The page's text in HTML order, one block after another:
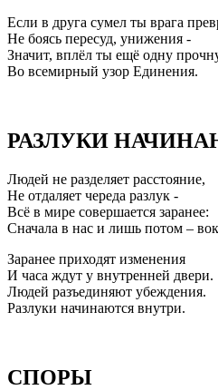
Если в друга сумел ты врага
Не боясь пересуд, унижения -
Значит, вплёл ты ещё одну
Во всемирный узор Единения.
РАЗЛУКИ
Людей не разделяет расстояние,
Не отдаляет череда разлук -
Всё в мире совершается заранее:
Сначала в нас и лишь потом –
Заранее приходят изменения
И часа ждут у внутренней двери.
Людей разъединяют убеждения.
Разлуки начинаются внутри.
СПОРЫ